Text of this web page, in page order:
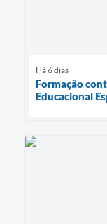
Há 6 dias
Formação
Educacional